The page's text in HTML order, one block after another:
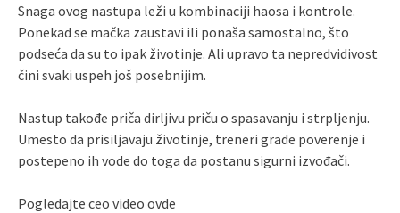
Snaga ovog nastupa leži u kombinaciji haosa i kontrole.
Ponekad se mačka zaustavi ili ponaša samostalno, što
podseća da su to ipak životinje. Ali upravo ta nepredvidivost
čini svaki uspeh još posebnijim.
Nastup takođe priča dirljivu priču o spasavanju i strpljenju.
Umesto da prisiljavaju životinje, treneri grade poverenje i
postepeno ih vode do toga da postanu sigurni izvođači.
Pogledajte ceo video ovde